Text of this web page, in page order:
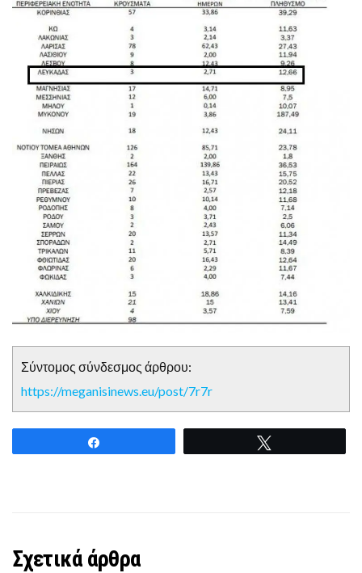
Σύντομος σύνδεσμος άρθρου:
https://meganisinews.eu/post/7r7r
Σχετικά άρθρα